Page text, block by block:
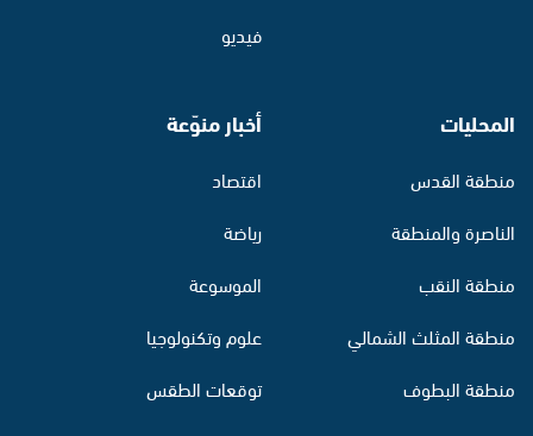
فيديو
المحليات
منطقة القدس
الناصرة والمنطقة
منطقة النقب
منطقة المثلث الشمالي
منطقة البطوف
أخبار منوّعة
اقتصاد
رياضة
الموسوعة
علوم وتكنولوجيا
توقعات الطقس